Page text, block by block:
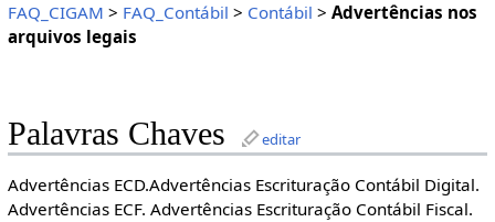
FAQ_CIGAM > FAQ_Contábil > Contábil > Advertências nos
arquivos legais
Palavras Chaves editar
Advertências ECD.Advertências Escrituração Contábil Digital.
Advertências ECF. Advertências Escrituração Contábil Fiscal.